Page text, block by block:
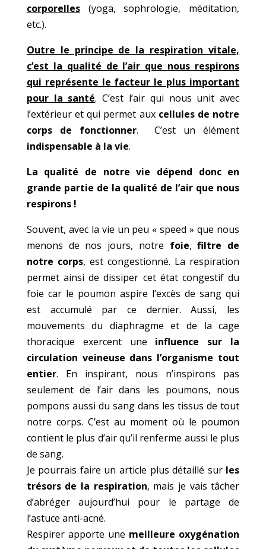
corporelles(yoga, sophrologie, méditation,
etc.).
Outre le principe de la respiration vitale,
c’est la qualité de l’air que nous respirons
qui représente le facteur le plus important
pour la santé. C’est l’air qui nous unit avec
l’extérieur et qui permet aux cellules de notre
corps de fonctionner. C’est un élément
indispensable à la vie.
La qualité de notre vie dépend donc en
grande partie de la qualité de l’air que nous
respirons !
Souvent, avec la vie un peu « speed » que nous
menons de nos jours, notre foie,filtre de
notre corps, est congestionné. La respiration
permet ainsi de dissiper cet état congestif du
foie car le poumon aspire l’excès de sang qui
est accumulé par ce dernier. Aussi, les
mouvements du diaphragme et de la cage
thoracique exercent une influence sur la
circulation veineuse dans l’organisme tout
entier. En inspirant, nous n’inspirons pas
seulement de l’air dans les poumons, nous
pompons aussi du sang dans les tissus de tout
notre corps. C’est au moment où le poumon
contient le plus d’air qu’il renferme aussi le plus
de sang.
Je pourrais faire un article plus détaillé sur les
trésors de la respiration, mais je vais tâcher
d’abréger aujourd’hui pour le partage de
l’astuce anti-acné.
Respirer apporte une meilleure oxygénation